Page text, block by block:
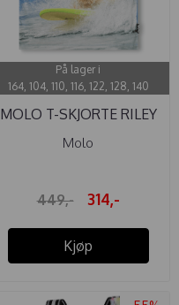
På lager i
164, 104, 110, 116, 122, 128, 140
MOLO T-SKJORTE RILEY
SURF DOG
Molo
449,- 314,-
Kjøp